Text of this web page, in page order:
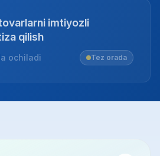
imtiyozli
qilish
ochiladi Tez orada